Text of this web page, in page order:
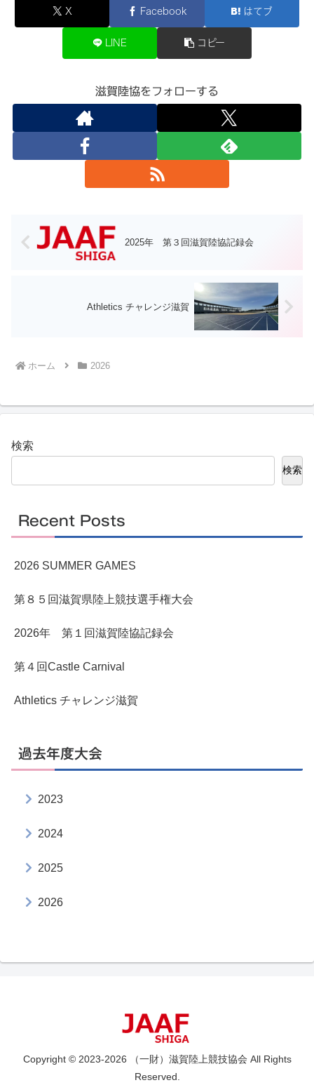
X Facebook はてブ
LINE コピー
滋賀陸協をフォローする
2025年 第３回滋賀陸協記録会
Athletics チャレンジ滋賀
ホーム 2026
検索
検索
Recent Posts
2026 SUMMER GAMES
第８５回滋賀県陸上競技選手権大会
2026年 第１回滋賀陸協記録会
第４回Castle Carnival
Athletics チャレンジ滋賀
過去年度大会
2023
2024
2025
2026
Copyright © 2023-2026 （一財）滋賀陸上競技協会 All Rights
Reserved.